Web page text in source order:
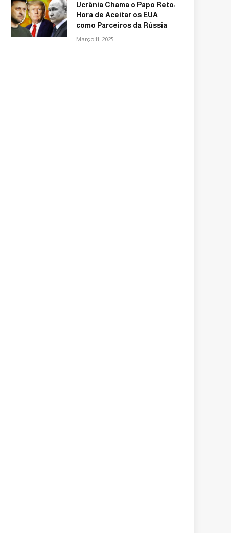
Ucrânia Chama o Papo Reto:
Hora de Aceitar os EUA
como Parceiros da Rússia
Março 11, 2025